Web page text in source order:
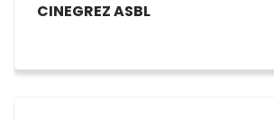
CINEGREZ ASBL